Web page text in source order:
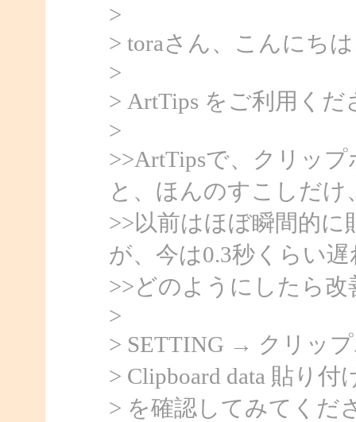
>
> toraさん、こんにち
>
> ArtTips をご利用く
>
>>ArtTipsで、クリッ
と、ほんのすこしだ
>>以前はほぼ瞬間的
が、今は0.3秒くらい
>>どのようにしたら
>
> SETTING → クリッ
> Clipboard data 貼り付
> を確認してみてくだ